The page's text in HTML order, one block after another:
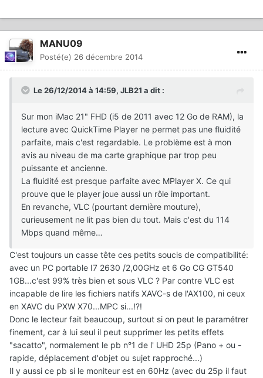
MANU09
Posté(e) 26 décembre 2014
Le 26/12/2014 à 14:59, JLB21 a dit :
Sur mon iMac 21" FHD (i5 de 2011 avec 12 Go de RAM), la
lecture avec QuickTime Player ne permet pas une fluidité
parfaite, mais c'est regardable. Le problème est à mon
avis au niveau de ma carte graphique par trop peu
puissante et ancienne.
La fluidité est presque parfaite avec MPlayer X. Ce qui
prouve que le player joue aussi un rôle important.
En revanche, VLC (pourtant dernière mouture),
curieusement ne lit pas bien du tout. Mais c'est du 114
Mbps quand même…
C'est toujours un casse tête ces petits soucis de compatibilité:
avec un PC portable I7 2630 /2,00GHz et 6 Go CG GT540
1GB...c'est 99% très bien et sous VLC ? Par contre VLC est
incapable de lire les fichiers natifs XAVC-s de l'AX100, ni ceux
en XAVC du PXW X70...MPC si...!?!
Donc le lecteur fait beaucoup, surtout si on peut le paramétrer
finement, car à lui seul il peut supprimer les petits effets
"sacatto", normalement le pb n°1 de l' UHD 25p (Pano + ou -
rapide, déplacement d'objet ou sujet rapproché...)
Il y aussi ce pb si le moniteur est en 60Hz (avec du 25p il faut